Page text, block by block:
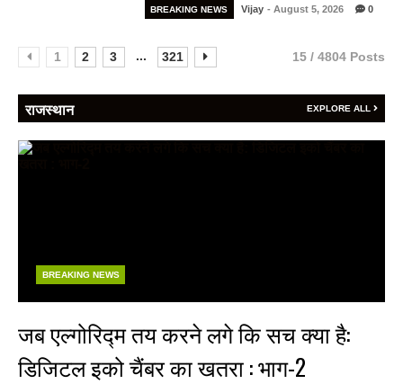
BREAKING NEWS Vijay - August 5, 2026 0
1 2 3 ... 321 15 / 4804 Posts
राजस्थान EXPLORE ALL
BREAKING NEWS
जब एल्गोरिद्म तय करने लगे कि सच क्या है:
डिजिटल इको चैंबर का खतरा : भाग-2